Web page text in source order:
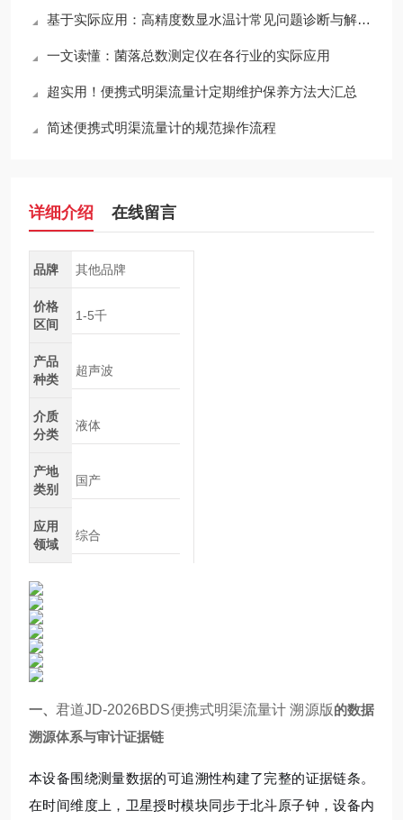
基于实际应用：高精度数显水温计常见问题诊断与解决策略
一文读懂：菌落总数测定仪在各行业的实际应用
超实用！便携式明渠流量计定期维护保养方法大汇总
简述便携式明渠流量计的规范操作流程
详细介绍 在线留言
品牌 其他品牌
价格
区间
1-5千
产品
种类
超声波
介质
分类
液体
产地
类别
国产
应用
领域
综合
一、 君道JD-2026BDS便携式明渠流量计 溯源版的数据
溯源体系与审计证据链
本设备围绕测量数据的可追溯性构建了完整的证据链条。
在时间维度上，卫星授时模块同步于北斗原子钟，设备内